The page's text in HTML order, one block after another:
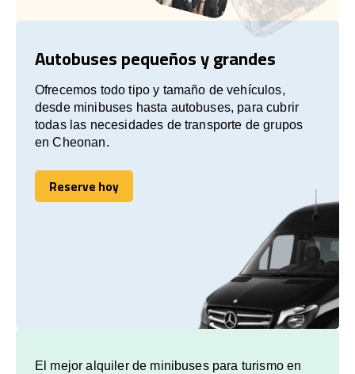
Autobuses pequeños y grandes
Ofrecemos todo tipo y tamaño de vehículos,
desde minibuses hasta autobuses, para cubrir
todas las necesidades de transporte de grupos
en Cheonan.
Reserve hoy
Reserve hoy
El mejor alquiler de minibuses para turismo en